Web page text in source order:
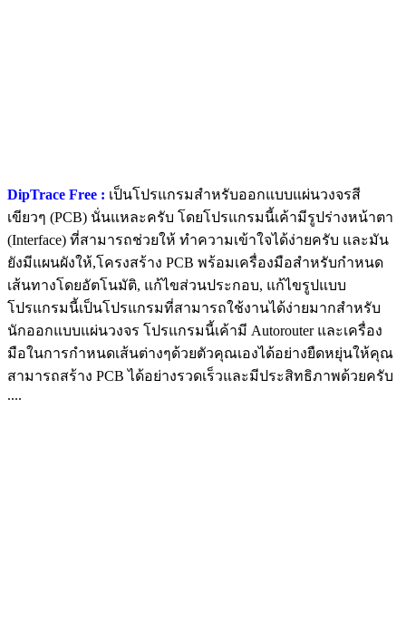
DipTrace Free : เป็นโปรแกรมสำหรับออกแบบแผ่นวงจรสี
เขียวๆ (PCB) นั่นแหละครับ โดยโปรแกรมนี้เค้ามีรูปร่างหน้าตา
(Interface) ที่สามารถช่วยให้ ทำความเข้าใจได้ง่ายครับ และมัน
ยังมีแผนผังให้,โครงสร้าง PCB พร้อมเครื่องมือสำหรับกำหนด
เส้นทางโดยอัตโนมัติ, แก้ไขส่วนประกอบ, แก้ไขรูปแบบ
โปรแกรมนี้เป็นโปรแกรมที่สามารถใช้งานได้ง่ายมากสำหรับ
นักออกแบบแผ่นวงจร โปรแกรมนี้เค้ามี Autorouter และเครื่อง
มือในการกำหนดเส้นต่างๆด้วยตัวคุณเองได้อย่างยืดหยุ่นให้คุณ
สามารถสร้าง PCB ได้อย่างรวดเร็วและมีประสิทธิภาพด้วยครับ
....